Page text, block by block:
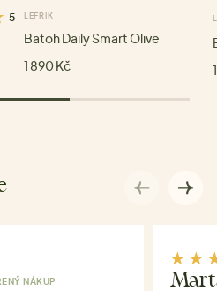
5 LEFRIK
Batoh Daily Smart Olive
1 890 Kč
NÁKUP